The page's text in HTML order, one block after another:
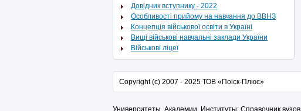
Довідник вступнику - 2022
Особливості прийому на навчання до ВВНЗ
Концепція військової освіти в Україні
Вищі військові навчальні заклади України
Військові ліцеї
Copyright (c) 2007 - 2025 ТОВ «Поіск-Плюс»
Университеты. Академии. Институты: Справочник вузов